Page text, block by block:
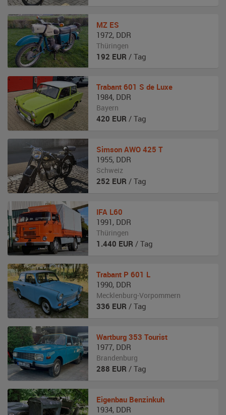
MZ ES
1972, DDR
Thüringen
192 EUR / Tag
Trabant 601 S de Luxe
1984, DDR
Bayern
420 EUR / Tag
Simson AWO 425 T
1955, DDR
Schweiz
252 EUR / Tag
IFA L60
1991 , DDR
Thüringen
1.440 EUR / Tag
Trabant P 601 L
1990, DDR
Mecklenburg-Vorpommern
336 EUR / Tag
Wartburg 353 Tourist
1977, DDR
Brandenburg
288 EUR / Tag
Eigenbau Benzinkuh
1934, DDR